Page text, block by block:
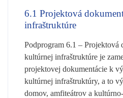
6.1 Projektová
infraštruktúre
Podprogram 6.1 – Projektová
kultúrnej infraštruktúre je
projektovej dokumentácie k
kultúrnej infraštruktúry, a to
domov, amfiteátrov a